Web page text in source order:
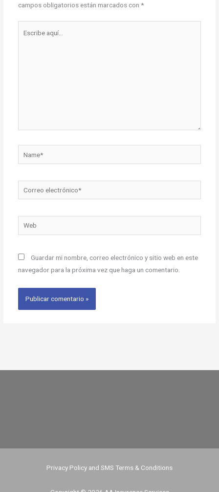
campos obligatorios están marcados con *
electrónico*
Web
Guardar mi nombre, correo electrónico y sitio web en este
navegador para la próxima vez que haga un comentario.
Privacy Policy and SMS Terms & Conditions